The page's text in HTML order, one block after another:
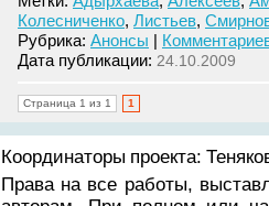
Колесниченко, Листьев,
Рубрика: Анонсы |
Дата публикации: 24.10.2009
Страница 1 из 1 1
Координаторы проекта:
Права на все работы,